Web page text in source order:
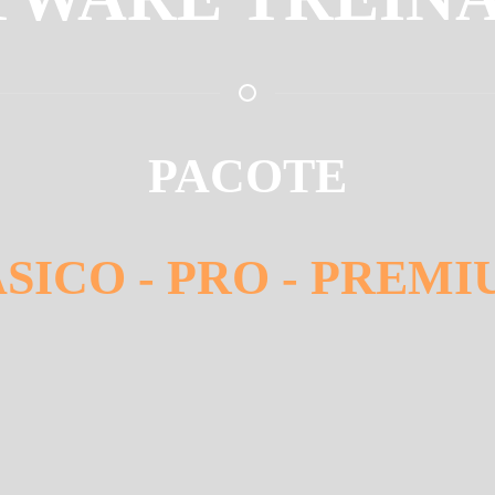
PACOTE
- PRO -